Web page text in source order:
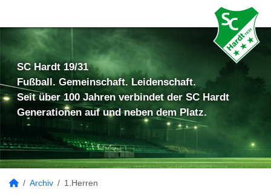
SC Hardt 19/31
Fußball. Gemeinschaft. Leidenschaft.
Seit über 100 Jahren verbindet der SC Hardt
Generationen auf und neben dem Platz.
Archiv 1.Herren